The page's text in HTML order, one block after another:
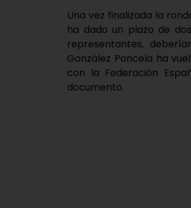
Una vez finalizada la
ha dado un plazo de
representantes,
González Poncela ha
con la Federación
documento.